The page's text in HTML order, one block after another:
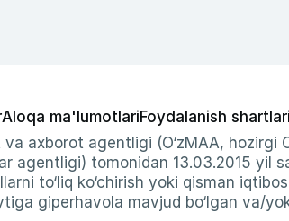
Aloqa ma'lumotlariFoydalanish shartlari
axborot agentligi (O‘zMAA, hozirgi
agentligi) tomonidan 13.03.2015 yil
to‘liq ko‘chirish yoki qisman
giperhavola mavjud bo‘lgan va/